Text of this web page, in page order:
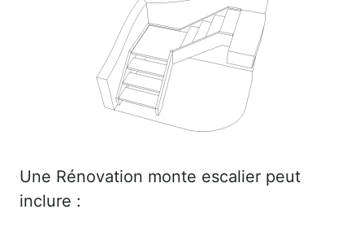
Une Rénovation monte escalier peut
inclure :